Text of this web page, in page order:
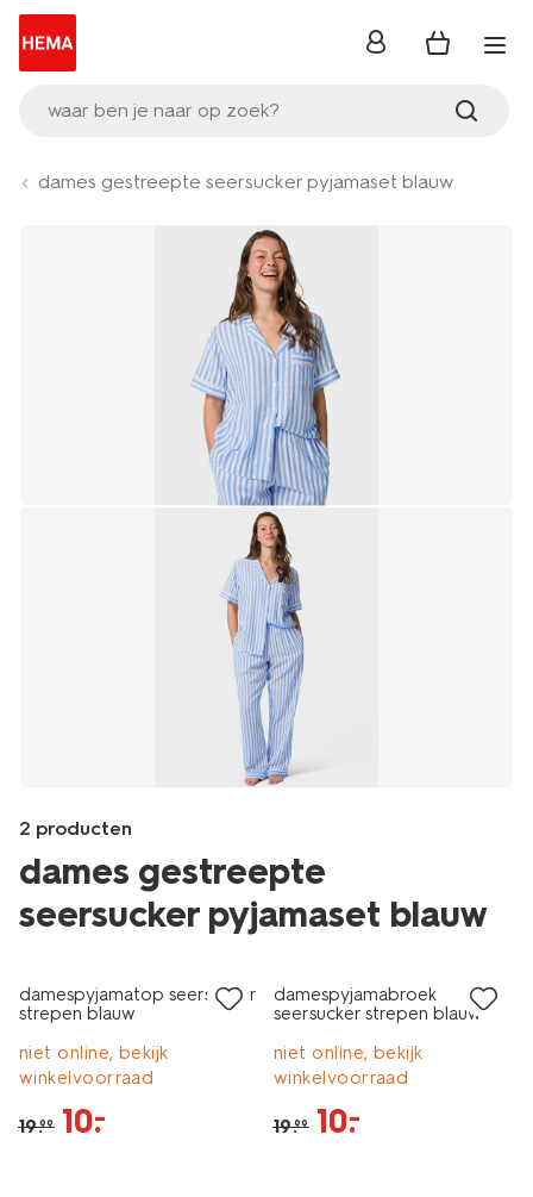
waar ben je naar op zoek?
inloggen
dames gestreepte seersucker pyjamaset blauw
2 producten
dames gestreepte
seersucker pyjamaset blauw
seersucker-
strepen-
blauw-
23401750BLUE.html
Products
damespyjamatop seersucker
strepen blauw
niet online, bekijk
winkelvoorraad
19.99 10.
–
damespyjamabroek
seersucker strepen blauw
niet online, bekijk
winkelvoorraad
19.99 10.
–